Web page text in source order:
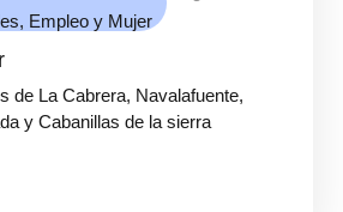
Empleo y Mujer
de La Cabrera, Navalafuente,
y Cabanillas de la sierra